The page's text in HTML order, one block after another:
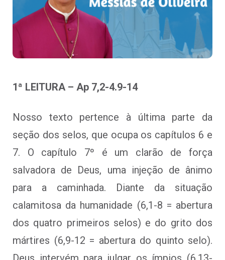
1ª LEITURA – Ap 7,2-4.9-14
Nosso texto pertence à última parte da
seção dos selos, que ocupa os capítulos 6 e
7. O capítulo 7º é um clarão de força
salvadora de Deus, uma injeção de ânimo
para a caminhada. Diante da situação
calamitosa da humanidade (6,1-8 = abertura
dos quatro primeiros selos) e do grito dos
mártires (6,9-12 = abertura do quinto selo).